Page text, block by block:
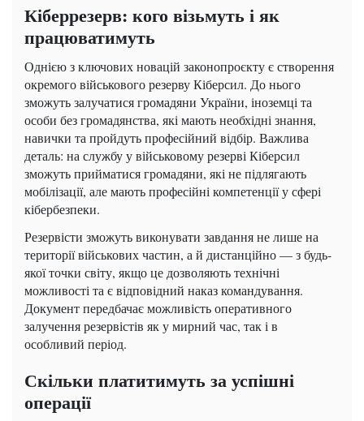
Кіберрезерв: кого візьмуть і як
працюватимуть
Однією з ключових новацій законопроєкту є створення
окремого військового резерву Кіберсил. До нього
зможуть залучатися громадяни України, іноземці та
особи без громадянства, які мають необхідні знання,
навички та пройдуть професійний відбір. Важлива
деталь: на службу у військовому резерві Кіберсил
зможуть прийматися громадяни, які не підлягають
мобілізації, але мають професійні компетенції у сфері
кібербезпеки.
Резервісти зможуть виконувати завдання не лише на
території військових частин, а й дистанційно — з будь-
якої точки світу, якщо це дозволяють технічні
можливості та є відповідний наказ командування.
Документ передбачає можливість оперативного
залучення резервістів як у мирний час, так і в
особливий період.
Скільки платитимуть за успішні
операції